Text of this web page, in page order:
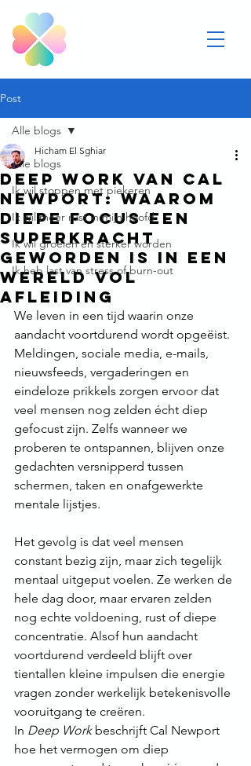
Post
Alle blogs
Ik wil stoppen met piekeren
Ik wil meer rust in mijn hoofd
Ik wil groeien en sterker worden
Ik heb last van stress of burn-out
Alle blogs
Deep Work van Cal
Newport: waarom
diepe focus een
superkracht
geworden is in een
wereld vol
afleiding
Hicham El Sghiar
We leven in een tijd waarin onze
aandacht voortdurend wordt opgeëist.
Meldingen, sociale media, e-mails,
nieuwsfeeds, vergaderingen en
eindeloze prikkels zorgen ervoor dat
veel mensen nog zelden écht diep
gefocust zijn. Zelfs wanneer we
proberen te ontspannen, blijven onze
gedachten versnipperd tussen
schermen, taken en onafgewerkte
mentale lijstjes.
Het gevolg is dat veel mensen
constant bezig zijn, maar zich tegelijk
mentaal uitgeput voelen. Ze werken de
hele dag door, maar ervaren zelden
nog echte voldoening, rust of diepe
concentratie. Alsof hun aandacht
voortdurend verdeeld blijft over
tientallen kleine impulsen die energie
vragen zonder werkelijk betekenisvolle
vooruitgang te creëren.
In Deep Work beschrijft Cal Newport
hoe het vermogen om diep